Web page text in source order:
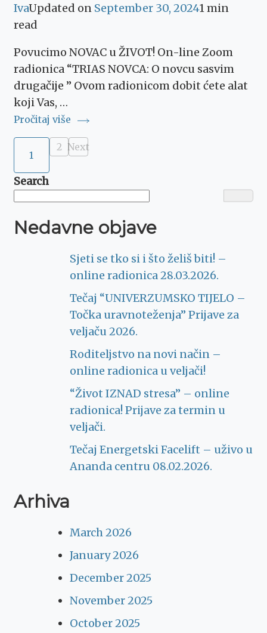
IvaUpdated on September 30, 20241 min
read
Povucimo NOVAC u ŽIVOT! On-line Zoom
radionica “TRIAS NOVCA: O novcu sasvim
drugačije ” Ovom radionicom dobit ćete alat
koji Vas, …
Pročitaj više
Posts
pagination
Page
1 Page
2 Next
Search
Nedavne objave
Sjeti se tko si i što želiš biti! –
online radionica 28.03.2026.
Tečaj “UNIVERZUMSKO TIJELO –
Točka uravnoteženja” Prijave za
veljaču 2026.
Roditeljstvo na novi način –
online radionica u veljači!
“Život IZNAD stresa” – online
radionica! Prijave za termin u
veljači.
Tečaj Energetski Facelift – uživo u
Ananda centru 08.02.2026.
Arhiva
March 2026
January 2026
December 2025
November 2025
October 2025